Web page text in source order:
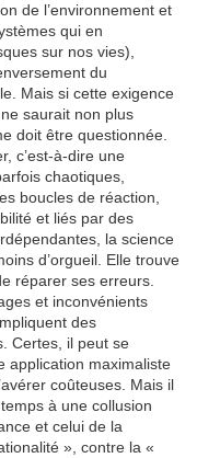
de l’environnement et
qui en
sur nos vies),
du
Mais si cette exigence
saurait non plus
doit être questionnée.
c’est-à-dire une
chaotiques,
boucles de réaction,
et liés par des
la science
d’orgueil. Elle trouve
réparer ses erreurs.
et inconvénients
des
Certes, il peut se
application maximaliste
coûteuses. Mais il
à une collusion
et celui de la
», contre la «